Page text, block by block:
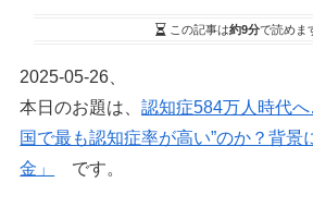
この記事は約9分で読めま
2025-05-26、
本日のお題は、認知症584万人時代
国で最も認知症率が高い”のか？背景
金」
です。